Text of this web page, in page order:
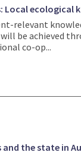
Local
relevant
be achieved
co-op...
the state in